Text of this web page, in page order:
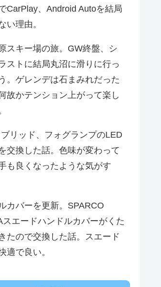
CarPlay、Android Autoを結局
い理由。
スキー場の旅。GW終盤、シ
ストに結局丸沼に滑りに行っ
。ゲレンデは石まみれだった
故かテンション上がって楽し
リッド、フォグランプのLED
交換した話。色味が変わって
も良くなったような気がす
カバーを更新。SPARCO
スエードハンドルカバーがくた
たので交換した話。スエード
適で良い。